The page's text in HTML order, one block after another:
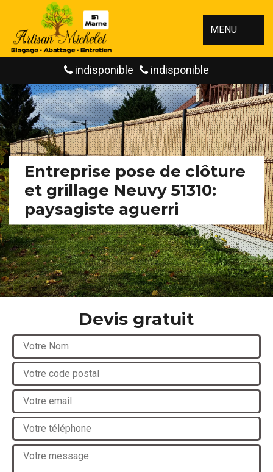
MENU
indisponible indisponible
Entreprise pose de clôture
et grillage Neuvy 51310:
paysagiste aguerri
Devis gratuit